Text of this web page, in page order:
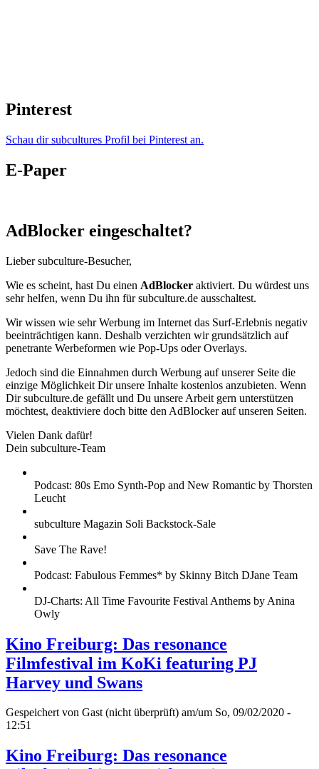
Pinterest
Schau dir subcultures Profil bei Pinterest an.
E-Paper
AdBlocker eingeschaltet?
Lieber subculture-Besucher,
Wie es scheint, hast Du einen AdBlocker aktiviert. Du würdest uns
sehr helfen, wenn Du ihn für subculture.de ausschaltest.
Wir wissen wie sehr Werbung im Internet das Surf-Erlebnis negativ
beeinträchtigen kann. Deshalb verzichten wir grundsätzlich auf
penetrante Werbeformen wie Pop-Ups oder Overlays.
Jedoch sind die Einnahmen durch Werbung auf unserer Seite die
einzige Möglichkeit Dir unsere Inhalte kostenlos anzubieten. Wenn
Dir subculture.de gefällt und Du unsere Arbeit gern unterstützen
möchtest, deaktiviere doch bitte den AdBlocker auf unseren Seiten.
Vielen Dank dafür!
Dein subculture-Team
Podcast: 80s Emo Synth-Pop and New Romantic by Thorsten
Leucht
subculture Magazin Soli Backstock-Sale
Save The Rave!
Podcast: Fabulous Femmes* by Skinny Bitch DJane Team
DJ-Charts: All Time Favourite Festival Anthems by Anina
Owly
Kino Freiburg: Das resonance
Filmfestival im KoKi featuring PJ
Harvey und Swans
Gespeichert von Gast (nicht überprüft) am/um So, 09/02/2020 -
12:51
Kino Freiburg: Das resonance